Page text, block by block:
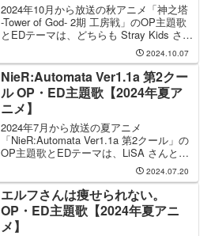
2024年10月から放送の秋アニメ「神之塔
-Tower of God- 2期 工房戦」のOP主題歌
とEDテーマは、どちらも Stray Kids さん
が担当します。気になるところまで読み
飛ばす OP主題歌を見る ED曲を見る 動
画配信サイ...
2024.10.07
NieR:Automata Ver1.1a 第2クー
ル OP・ED主題歌【2024年夏ア
ニメ】
2024年7月から放送の夏アニメ
「NieR:Automata Ver1.1a 第2クール」の
OP主題歌とEDテーマは、LiSA さんと
GEMS COMPANY さんが担当します。
LiSA さんが担当するOP主題歌のタイト
ルは「ブラックボッ...
2024.07.20
エルフさんは痩せられない。
OP・ED主題歌【2024年夏アニ
メ】